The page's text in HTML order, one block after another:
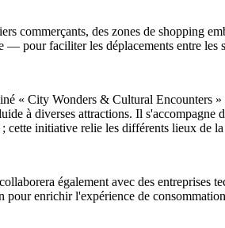
commerçants, des zones de shopping
— pour faciliter les déplacements entre les
« City Wonders & Cultural Encounters
à diverses attractions. Il
cette initiative relie les différents lieux de
également avec des
enrichir l'expérience de